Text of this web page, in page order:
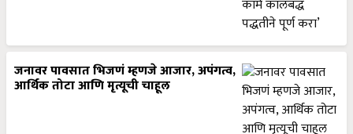
जनावर पावसात भिजणं म्हणजे आजार, अपंगत्व,
आर्थिक तोटा आणि मृत्यूची चाहूल